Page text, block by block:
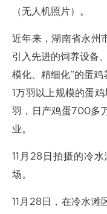
（无人机照片）。
近年来，湖南省永州
引入先进的饲养设备
模化、精细化”的蛋
1万羽以上规模的蛋
羽，日产鸡蛋700多
业。
11月28日拍摄的冷
场。
11月28日，在冷水滩